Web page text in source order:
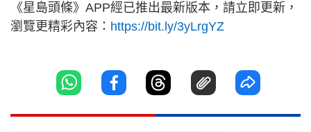
《星島頭條》APP經已推出最新版本，請立即更新，
瀏覽更精彩內容： https://bit.ly/3yLrgYZ